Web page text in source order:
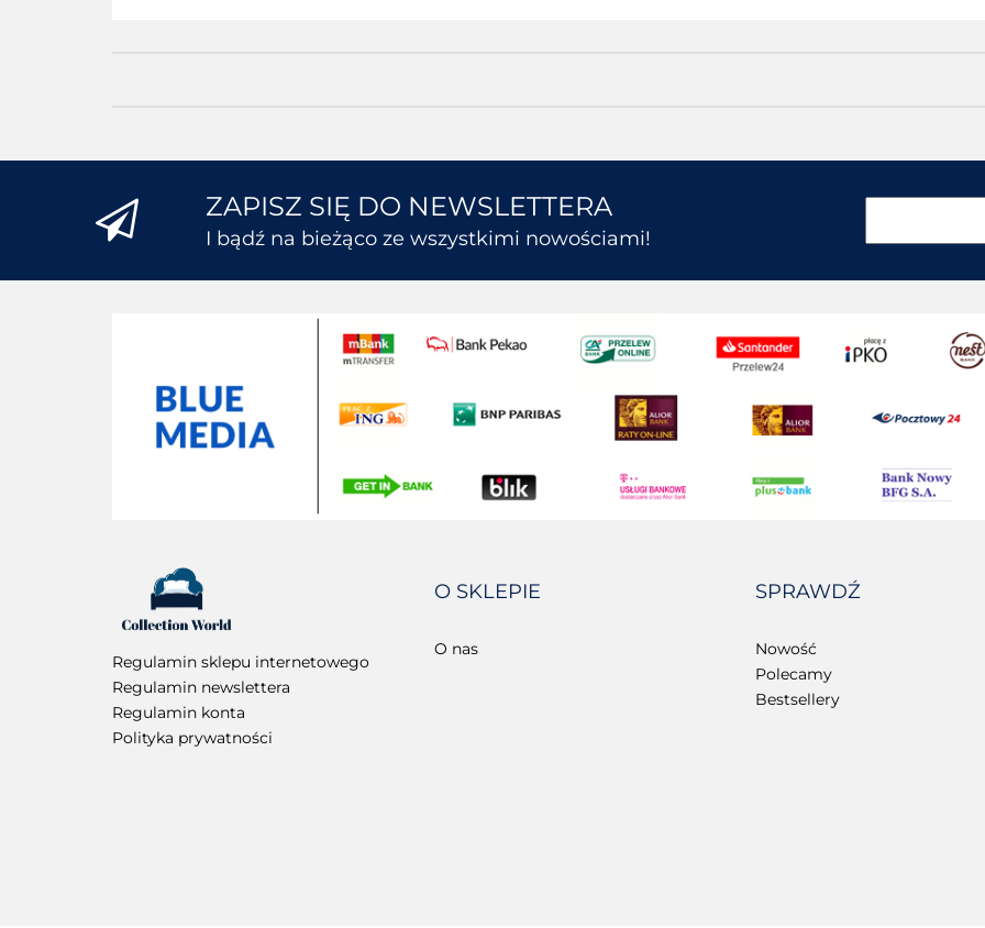
ZAPISZ SIĘ DO NEWSLETTERA
I bądź na bieżąco ze wszystkimi nowościami!
Regulamin sklepu internetowego
Regulamin newslettera
Regulamin konta
Polityka prywatności
O SKLEPIE
O nas
SPRAWDŹ
Nowość
Polecamy
Bestsellery